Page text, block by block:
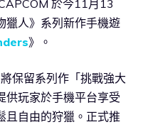
於今11月13
獵人》系列新作手機遊
》。
保留系列作「挑戰強大
供玩家於手機平台享受
且自由的狩獵。正式推